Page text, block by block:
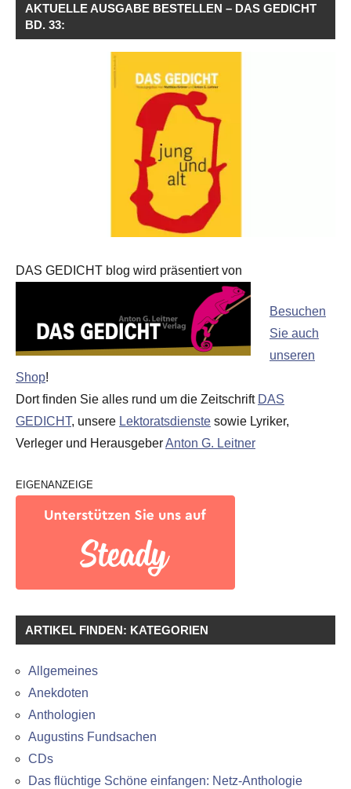
AKTUELLE AUSGABE BESTELLEN – DAS GEDICHT
BD. 33:
DAS GEDICHT blog wird präsentiert von
Besuchen
Sie auch
unseren
Shop!
Dort finden Sie alles rund um die Zeitschrift DAS
GEDICHT, unsere Lektoratsdienste sowie Lyriker,
Verleger und HerausgeberAnton G. Leitner
EIGENANZEIGE
ARTIKEL FINDEN: KATEGORIEN
Allgemeines
Anekdoten
Anthologien
Augustins Fundsachen
CDs
Das flüchtige Schöne einfangen: Netz-Anthologie